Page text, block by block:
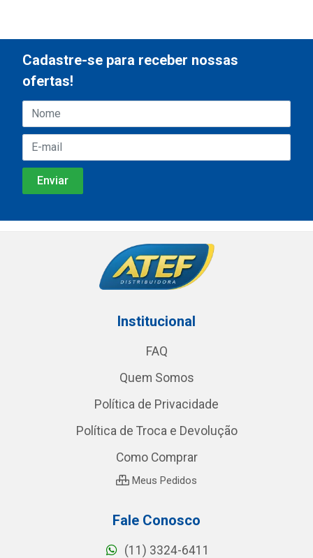
Cadastre-se para receber nossas
ofertas!
Institucional
FAQ
Quem Somos
Política de Privacidade
Política de Troca e Devolução
Como Comprar
Meus Pedidos
Fale Conosco
(11) 3324-6411